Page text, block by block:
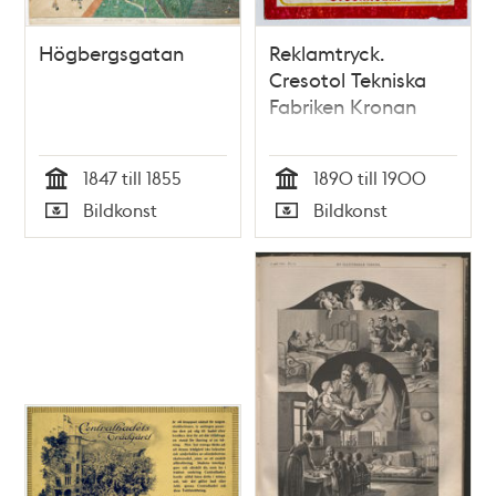
Högbergsgatan
Tid
1847 till 1855
Typ
Bildkonst
Reklamtryck.
Cresotol Tekniska
Fabriken Kronan
Tid
1890 till 1900
Typ
Bildkonst